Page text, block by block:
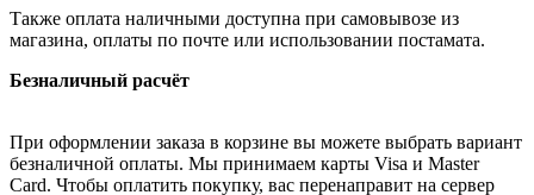
Также оплата наличными доступна при самовывозе из
магазина, оплаты по почте или использовании постамата.
Безналичный расчёт
При оформлении заказа в корзине вы можете выбрать вариант
безналичной оплаты. Мы принимаем карты Visa и Master
Card. Чтобы оплатить покупку, вас перенаправит на сервер